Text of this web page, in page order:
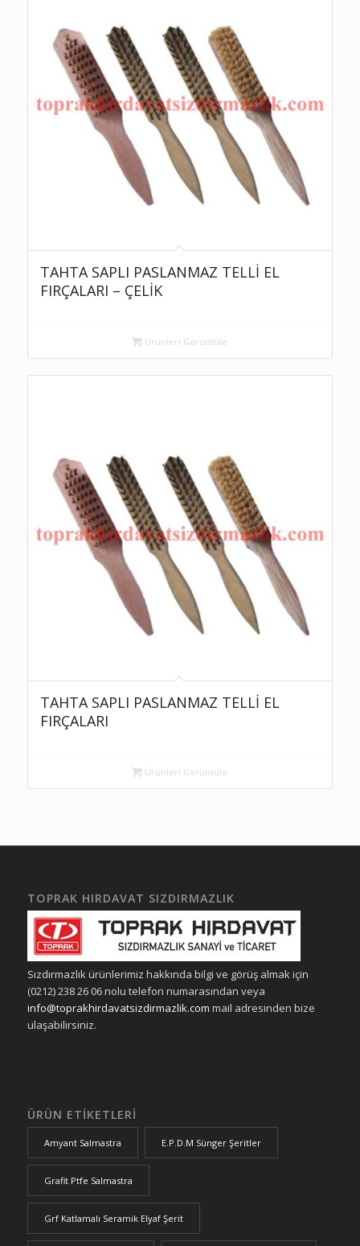
TAHTA SAPLI PASLANMAZ TELLİ EL
FIRÇALARI – ÇELİK
Ürünleri Görüntüle
TAHTA SAPLI PASLANMAZ TELLİ EL
FIRÇALARI
Ürünleri Görüntüle
TOPRAK HIRDAVAT SIZDIRMAZLIK
Sızdırmazlık ürünlerimiz hakkında bilgi ve görüş almak için
(0212) 238 26 06 nolu telefon numarasından veya
info@toprakhirdavatsizdirmazlik.com mail adresinden bize
ulaşabilirsiniz.
ÜRÜN ETIKETLERI
Amyant Salmastra E.P.D.M Sünger Şeritler
Grafit Ptfe Salmastra
Grf Katlamalı Seramik Elyaf Şerit